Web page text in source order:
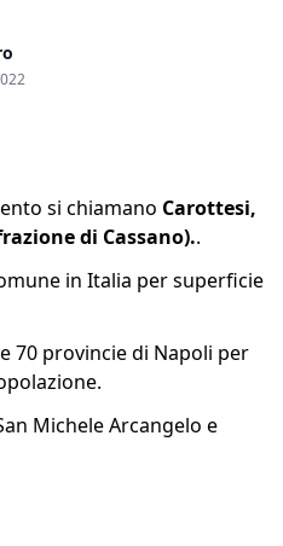
si chiamano Carottesi,
di Cassano)..
in Italia per superficie
70 provincie di Napoli per
Michele Arcangelo e